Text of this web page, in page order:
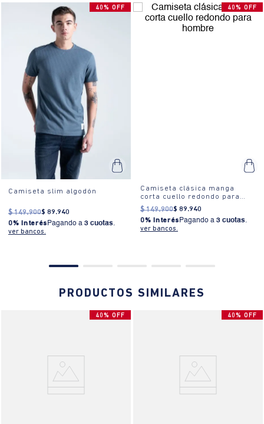
40% OFF
Camiseta slim algodón
$ 149.900$ 89.940
0% Interés Pagando a 3 cuotas.
ver bancos.
40% OFF
Camiseta clásica manga
corta cuello redondo para
hombre
$ 149.900$ 89.940
0% Interés Pagando a 3 cuotas.
ver bancos.
PRODUCTOS SIMILARES
40% OFF 40% OFF